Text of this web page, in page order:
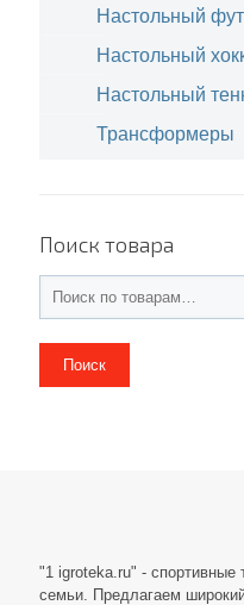
Настольный
Настольный
Настольный
Трансформеры
Поиск товара
Поиск
"1 igroteka.ru" - спортивные
семьи. Предлагаем